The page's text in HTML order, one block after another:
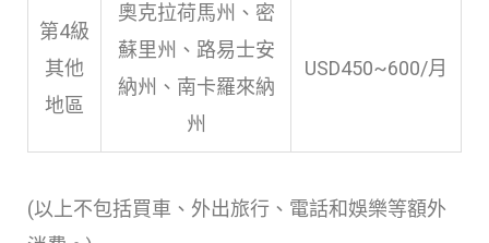
第4級
其他
地區
奧克拉荷馬州、密
蘇里州、路易士安
納州、南卡羅來納
州
USD450~600/月
(以上不包括買車、外出旅行、電話和娛樂等額外